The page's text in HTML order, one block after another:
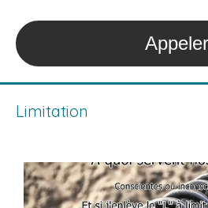
Appeler
Limitation